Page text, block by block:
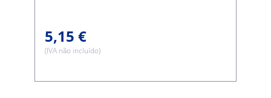
5,15 €
(IVA não incluído)